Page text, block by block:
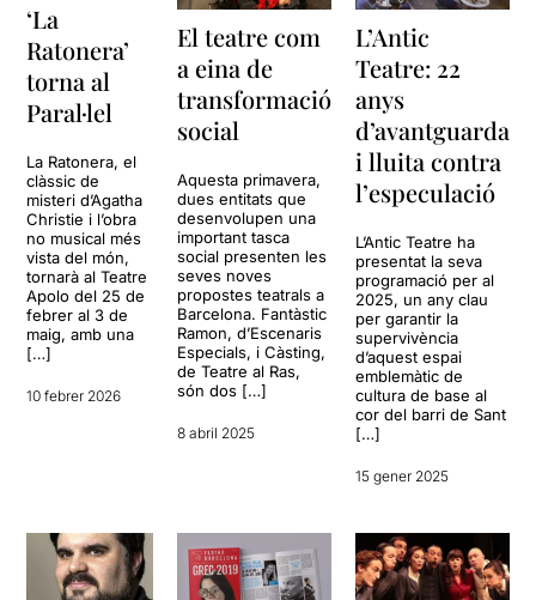
‘La
Ratonera’
torna al
Paral·lel
La Ratonera, el
clàssic de
misteri d’Agatha
Christie i l’obra
no musical més
vista del món,
tornarà al Teatre
Apolo del 25 de
febrer al 3 de
maig, amb una
[…]
10 febrer 2026
El teatre com
a eina de
transformació
social
Aquesta primavera,
dues entitats que
desenvolupen una
important tasca
social presenten les
seves noves
propostes teatrals a
Barcelona. Fantàstic
Ramon, d’Escenaris
Especials, i Càsting,
de Teatre al Ras,
són dos […]
8 abril 2025
L’Antic
Teatre: 22
anys
d’avantguarda
i lluita contra
l’especulació
L’Antic Teatre ha
presentat la seva
programació per al
2025, un any clau
per garantir la
supervivència
d’aquest espai
emblemàtic de
cultura de base al
cor del barri de Sant
[…]
15 gener 2025